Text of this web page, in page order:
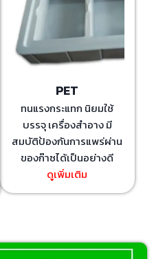
PET
ทนแรงกระแทก นิยมใช้
บรรจุ เครื่องสำอาง มี
สมบัติป้องกันการแพร่ผ่าน
ของก๊าซได้เป็นอย่างดี
ดูเพิ่มเติม